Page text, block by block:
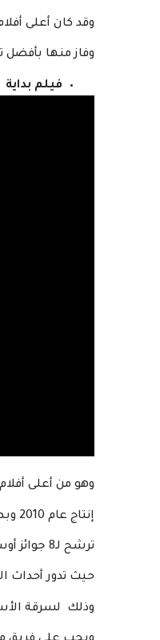
وقد كان أعلى
وفاز منها
فيلم بداية
وهو من أعلى
إنتاج عام 2010 وبطولة ليوناردو دي كابريو وماريون كوتيار وتوم هاردي وسيليان مورفي.
ترشح لـ8 جوائز أوسكار فاز بـ4 منها؛ هي أفضل تصوير، وأفضل تحرير للصوت، وأفضل مزج للصوت، وأفضل مؤثرات بصرية.
حيث تدور أحداث
وذلك لسرقة